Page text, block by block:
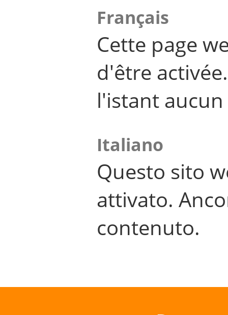
Français
Cette page
d'être
l'istant
Italiano
Questo sito
attivato.
contenuto.